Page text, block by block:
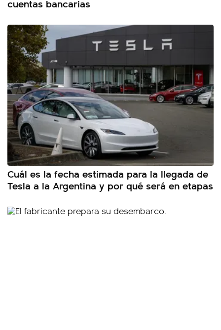
cuentas bancarias
Cuál es la fecha estimada para la llegada de
Tesla a la Argentina y por qué será en etapas